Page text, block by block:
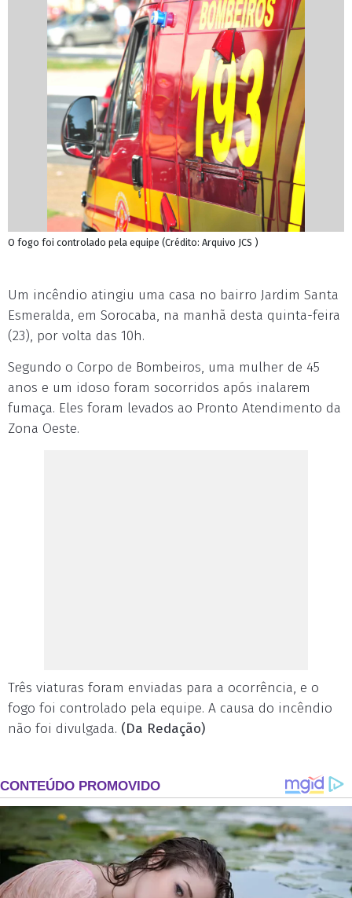
O fogo foi controlado pela equipe (Crédito: Arquivo JCS )
Um incêndio atingiu uma casa no bairro Jardim Santa
Esmeralda, em Sorocaba, na manhã desta quinta-feira
(23), por volta das 10h.
Segundo o Corpo de Bombeiros, uma mulher de 45
anos e um idoso foram socorridos após inalarem
fumaça. Eles foram levados ao Pronto Atendimento da
Zona Oeste.
Três viaturas foram enviadas para a ocorrência, e o
fogo foi controlado pela equipe. A causa do incêndio
não foi divulgada. (Da Redação)